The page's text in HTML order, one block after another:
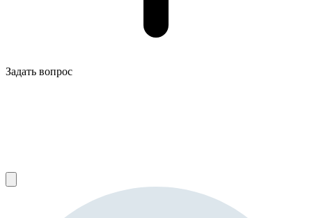
Задать вопрос